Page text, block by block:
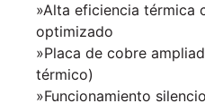
»Alta eficiencia térmica
optimizado
»Placa de cobre
térmico)
»Funcionamiento